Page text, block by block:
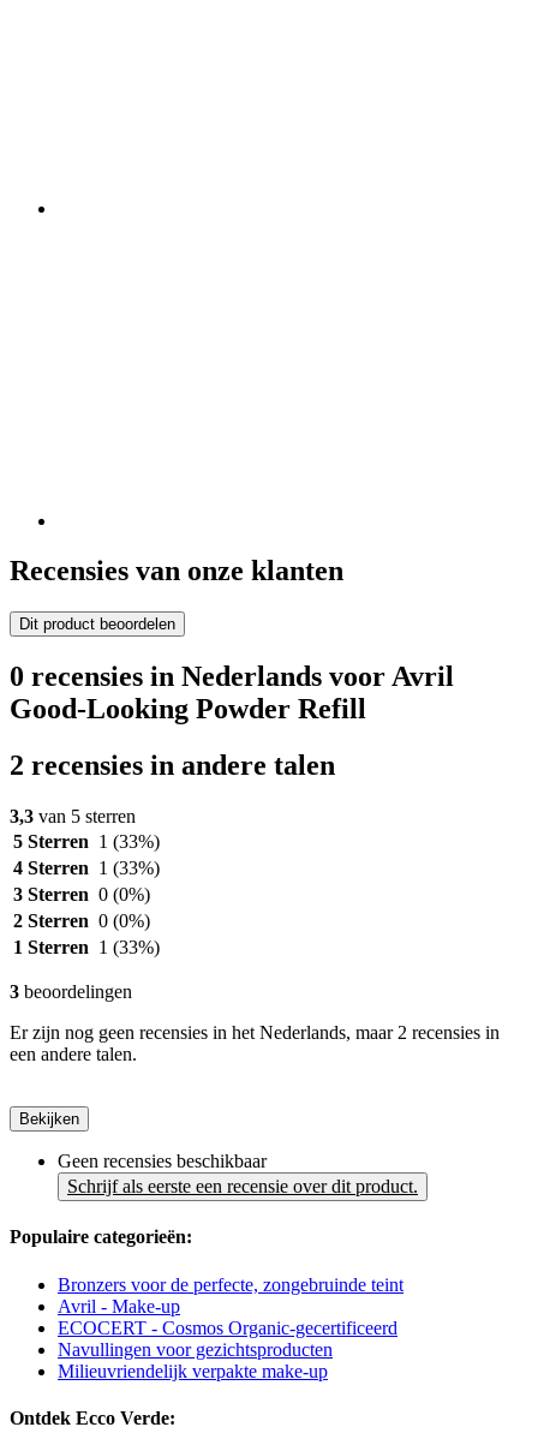
Recensies van onze klanten
Dit product beoordelen
0 recensies in Nederlands voor Avril
Good-Looking Powder Refill
2 recensies in andere talen
3,3 van 5 sterren
5 Sterren 1 (33%)
4 Sterren 1 (33%)
3 Sterren 0 (0%)
2 Sterren 0 (0%)
1 Sterren 1 (33%)
3 beoordelingen
Er zijn nog geen recensies in het Nederlands, maar 2 recensies in
een andere talen.
Bekijken
Geen recensies beschikbaar
Schrijf als eerste een recensie over dit product.
Populaire categorieën:
Bronzers voor de perfecte, zongebruinde teint
Avril - Make-up
ECOCERT - Cosmos Organic-gecertificeerd
Navullingen voor gezichtsproducten
Milieuvriendelijk verpakte make-up
Ontdek Ecco Verde: